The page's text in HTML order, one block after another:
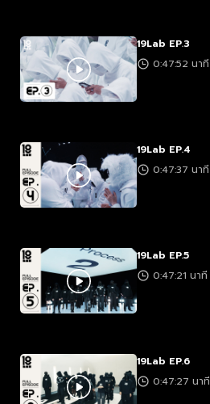
19Lab EP.3
0:47:52 นาที
19Lab EP.4
0:47:37 นาที
19Lab EP.5
0:47:21 นาที
19Lab EP.6
0:47:27 นาที